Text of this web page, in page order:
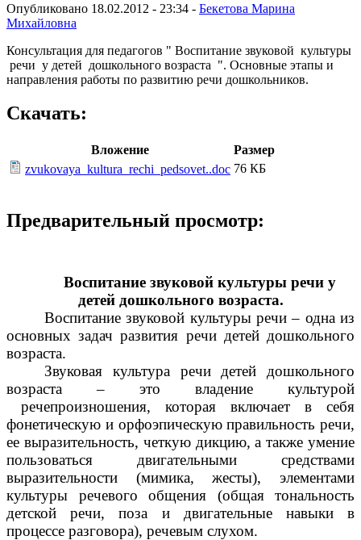
Опубликовано 18.02.2012 - 23:34 - Бекетова Марина
Михайловна
Консультация для педагогов " Воспитание звуковой культуры
речи у детей дошкольного возраста ". Основные этапы и
направления работы по развитию речи дошкольников.
Скачать:
Вложение
Размер
zvukovaya_kultura_rechi_pedsovet..doc 76 КБ
Предварительный просмотр:
Воспитание звуковой культуры речи у
детей дошкольного возраста.
Воспитание звуковой культуры речи – одна из
основных задач развития речи детей дошкольного
возраста.
Звуковая культура речи детей дошкольного
возраста – это владение культурой
речепроизношения, которая включает в себя
фонетическую и орфоэпическую правильность речи,
ее выразительность, четкую дикцию, а также умение
пользоваться двигательными средствами
выразительности (мимика, жесты), элементами
культуры речевого общения (общая тональность
детской речи, поза и двигательные навыки в
процессе разговора), речевым слухом.